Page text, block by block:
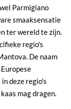
Parmigiano
smaaksensatie
ter wereld te zijn.
regio's
De naam
deze regio's
mag dragen.